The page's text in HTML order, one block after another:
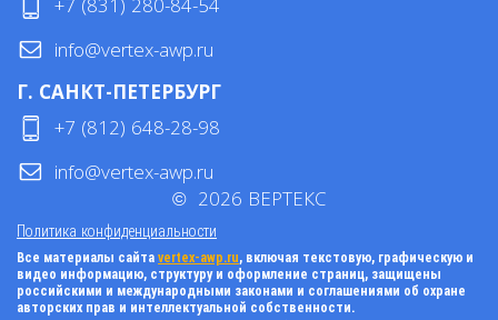
+7 (831) 280-84-54
info@vertex-awp.ru
Г. САНКТ-ПЕТЕРБУРГ
+7 (812) 648-28-98
info@vertex-awp.ru
Политика конфиденциальности
© 2026 ВЕРТЕКС
Все материалы сайта vertex-awp.ru, включая текстовую, графическую и
видео информацию, структуру и оформление страниц, защищены
российскими и международными законами и соглашениями об охране
авторских прав и интеллектуальной собственности.